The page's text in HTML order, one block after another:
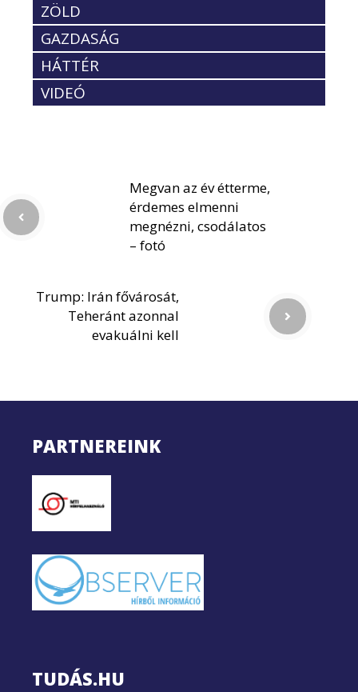
ZÖLD
GAZDASÁG
HÁTTÉR
VIDEÓ
Megvan az év étterme,
érdemes elmenni
megnézni, csodálatos
– fotó
Trump: Irán fővárosát,
Teheránt azonnal
evakuálni kell
PARTNEREINK
TUDÁS.HU